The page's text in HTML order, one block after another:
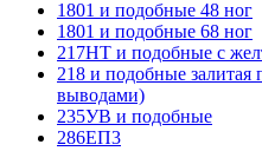
1801 и подобные 48 ног
1801 и подобные 68 ног
217НТ и подобные с
218 и подобные
выводами)
235УВ и подобные
286ЕП3